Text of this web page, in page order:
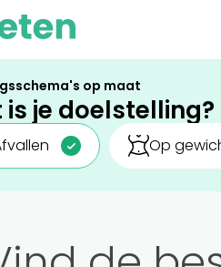
op maat
is je doelstelling?
Op